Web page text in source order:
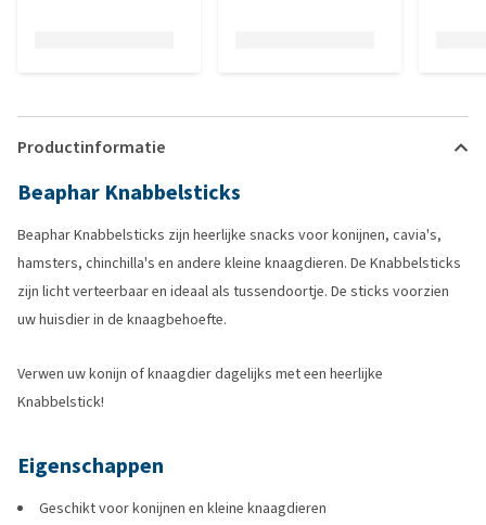
Productinformatie
Beaphar Knabbelsticks
Beaphar Knabbelsticks zijn heerlijke snacks voor konijnen, cavia's,
hamsters, chinchilla's en andere kleine knaagdieren. De Knabbelsticks
zijn licht verteerbaar en ideaal als tussendoortje. De sticks voorzien
uw huisdier in de knaagbehoefte.
Verwen uw konijn of knaagdier dagelijks met een heerlijke
Knabbelstick!
Eigenschappen
Geschikt voor konijnen en kleine knaagdieren